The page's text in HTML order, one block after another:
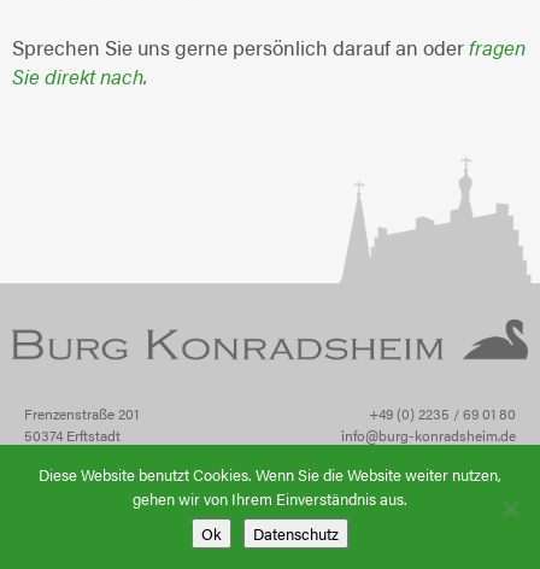
Sprechen Sie uns gerne persönlich darauf an oderfragen
Sie direkt nach.
Frenzenstraße 201
50374 Erftstadt
+49 (0) 2235 / 69 01 80
info@burg-konradsheim.de
Diese Website benutzt Cookies. Wenn Sie die Website weiter nutzen,
gehen wir von Ihrem Einverständnis aus.
Ok
Datenschutz